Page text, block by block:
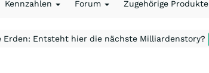
Kennzahlen Forum Zugehörige Produkte
Erden: Entsteht hier die nächste Milliardenstory?